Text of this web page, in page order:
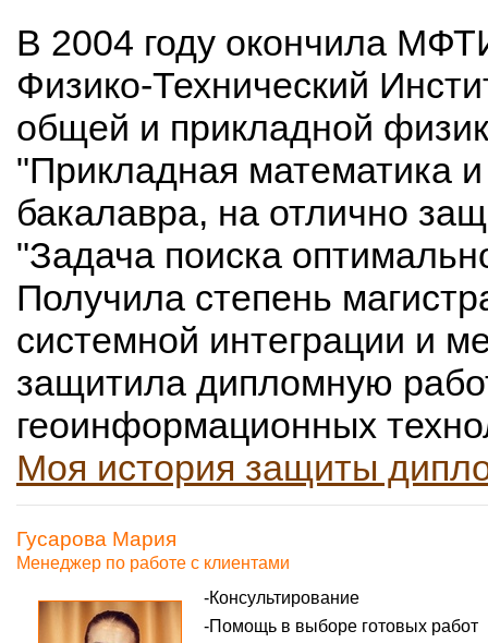
В 2004 году окончила
Физико-Технический
общей и прикладной
"Прикладная математика
бакалавра, на отлично
"Задача поиска
Получила степень
системной интеграции и
защитила дипломную
геоинформационных
Моя история защиты
Гусарова Мария
Менеджер по работе с клиентами
Консультирование
Помощь в выборе готовых работ